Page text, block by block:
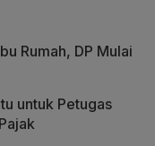
Rumah, DP Mulai
untuk Petugas